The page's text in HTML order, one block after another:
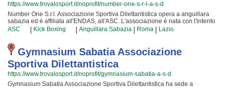
https://www.trovalosport.it/noprofit/number-one-s-r-l-a-s-d
Number One S.r.l. Associazione Sportiva Dilettantistica opera a anguillara
sabazia ed è affiliata all'ENDAS, all'ASC. L'associazione è nata con l'intento
di promuovere La kick boxing organizzando corsi rivolti a bambini, ragazzi e
adulti. Se desiderate che vostro figlio o vostra figlia impari la disciplina, il
rispetto e la concentrazione, La kick boxing è sicuramente lo sport più adatto.
I loro maestri di kick boxing seguiranno i vostri figli passo per passo, ma
restando sempre nell'ottica di sviluppare i talenti e le capacità personali di
ciascun atleta. Number One S.r.l. Associazione Sportiva Dilettantistica da
sempre accoglie i bambini e i ragazzi di anguillara sabazia, in un ambiente
serio e sano, in cui i vostri figli troveranno sicuramente uno sfogo e uno
svago e tanti nuovi amici. Gli allenamenti si svolgono in palestra a anguillara
ASC | Kick Boxing | Anguillara Sabazia | Roma | Lazio
Gymnasium Sabatia Associazione
Sportiva Dilettantistica
https://www.trovalosport.it/noprofit/gymnasium-sabatia-a-s-d
Gymnasium Sabatia Associazione Sportiva Dilettantistica ha sede a